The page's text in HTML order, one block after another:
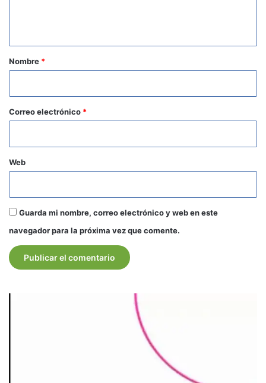
r
o
*
Nombre *
Correo electrónico *
Web
Guarda mi nombre, correo electrónico y web en este
navegador para la próxima vez que comente.